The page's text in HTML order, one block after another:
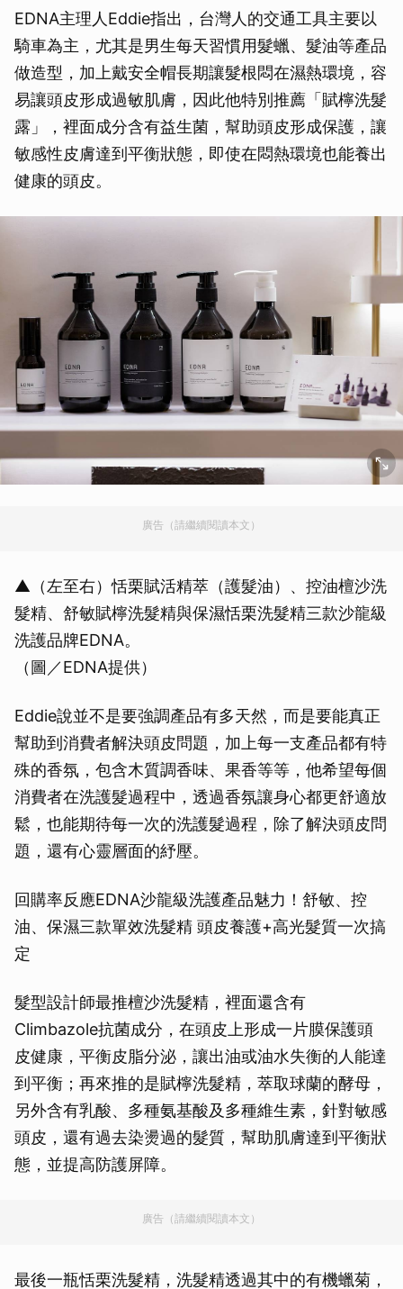
EDNA主理人Eddie指出，台灣人的交通工具主要以
騎車為主，尤其是男生每天習慣用髮蠟、髮油等產品
做造型，加上戴安全帽長期讓髮根悶在濕熱環境，容
易讓頭皮形成過敏肌膚，因此他特別推薦「賦檸洗髮
露」，裡面成分含有益生菌，幫助頭皮形成保護，讓
敏感性皮膚達到平衡狀態，即使在悶熱環境也能養出
健康的頭皮。
廣告（請繼續閱讀本文）
▲（左至右）恬栗賦活精萃（護髮油）、控油檀沙洗
髮精、舒敏賦檸洗髮精與保濕恬栗洗髮精三款沙龍級
洗護品牌EDNA。
（圖／EDNA提供）
Eddie說並不是要強調產品有多天然，而是要能真正
幫助到消費者解決頭皮問題，加上每一支產品都有特
殊的香氛，包含木質調香味、果香等等，他希望每個
消費者在洗護髮過程中，透過香氛讓身心都更舒適放
鬆，也能期待每一次的洗護髮過程，除了解決頭皮問
題，還有心靈層面的紓壓。
回購率反應EDNA沙龍級洗護產品魅力！舒敏、控
油、保濕三款單效洗髮精 頭皮養護+高光髮質一次搞
定
髮型設計師最推檀沙洗髮精，裡面還含有
Climbazole抗菌成分，在頭皮上形成一片膜保護頭
皮健康，平衡皮脂分泌，讓出油或油水失衡的人能達
到平衡；再來推的是賦檸洗髮精，萃取球蘭的酵母，
另外含有乳酸、多種氨基酸及多種維生素，針對敏感
頭皮，還有過去染燙過的髮質，幫助肌膚達到平衡狀
態，並提高防護屏障。
廣告（請繼續閱讀本文）
最後一瓶恬栗洗髮精，洗髮精透過其中的有機蠟菊，